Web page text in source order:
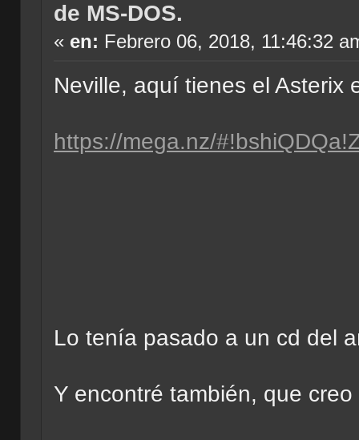
de MS-DOS.
« en: Febrero 06, 2018, 11:46:32
Neville, aquí tienes el Asterix
https://mega.nz/
Lo tenía pasado a un cd del
Y encontré también, que